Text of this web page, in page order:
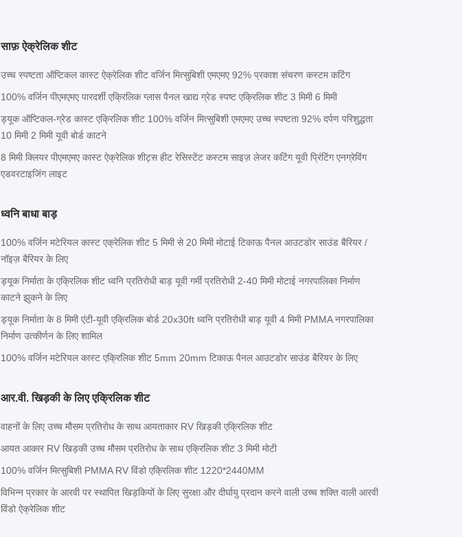
साफ़ ऐक्रेलिक शीट
उच्च स्पष्टता ऑप्टिकल कास्ट ऐक्रेलिक शीट वर्जिन मित्सुबिशी एमएमए 92% प्रकाश संचरण कस्टम कटिंग
100% वर्जिन पीएमएमए पारदर्शी एक्रिलिक ग्लास पैनल खाद्य ग्रेड स्पष्ट एक्रिलिक शीट 3 मिमी 6 मिमी
ड्यूक ऑप्टिकल-ग्रेड कास्ट एक्रिलिक शीट 100% वर्जिन मित्सुबिशी एमएमए उच्च स्पष्टता 92% दर्पण परिशुद्धता
10 मिमी 2 मिमी यूवी बोर्ड काटने
8 मिमी क्लियर पीएमएमए कास्ट ऐक्रेलिक शीट्स हीट रेसिस्टेंट कस्टम साइज़ लेजर कटिंग यूवी प्रिंटिंग एनग्रेविंग
एडवरटाइजिंग लाइट
ध्वनि बाधा बाड़
100% वर्जिन मटेरियल कास्ट एक्रेलिक शीट 5 मिमी से 20 मिमी मोटाई टिकाऊ पैनल आउटडोर साउंड बैरियर /
नॉइज़ बैरियर के लिए
ड्यूक निर्माता के एक्रिलिक शीट ध्वनि प्रतिरोधी बाड़ यूवी गर्मी प्रतिरोधी 2-40 मिमी मोटाई नगरपालिका निर्माण
काटने झुकने के लिए
ड्यूक निर्माता के 8 मिमी एंटी-यूवी एक्रिलिक बोर्ड 20x30ft ध्वनि प्रतिरोधी बाड़ यूवी 4 मिमी PMMA नगरपालिका
निर्माण उत्कीर्णन के लिए शामिल
100% वर्जिन मटेरियल कास्ट एक्रिलिक शीट 5mm 20mm टिकाऊ पैनल आउटडोर साउंड बैरियर के लिए
आर.वी. खिड़की के लिए एक्रिलिक शीट
वाहनों के लिए उच्च मौसम प्रतिरोध के साथ आयताकार RV खिड़की एक्रिलिक शीट
आयत आकार RV खिड़की उच्च मौसम प्रतिरोध के साथ एक्रिलिक शीट 3 मिमी मोटी
100% वर्जिन मित्सुबिशी PMMA RV विंडो एक्रिलिक शीट 1220*2440MM
विभिन्न प्रकार के आरवी पर स्थापित खिड़कियों के लिए सुरक्षा और दीर्घायु प्रदान करने वाली उच्च शक्ति वाली आरवी
विंडो ऐक्रेलिक शीट